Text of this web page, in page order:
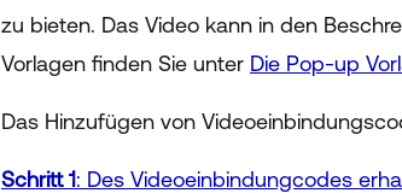
zu bieten. Das Video kann in den
Vorlagen finden Sie unter Die Pop-up
Das Hinzufügen von
Schritt 1: Des Videoeinbindungcodes